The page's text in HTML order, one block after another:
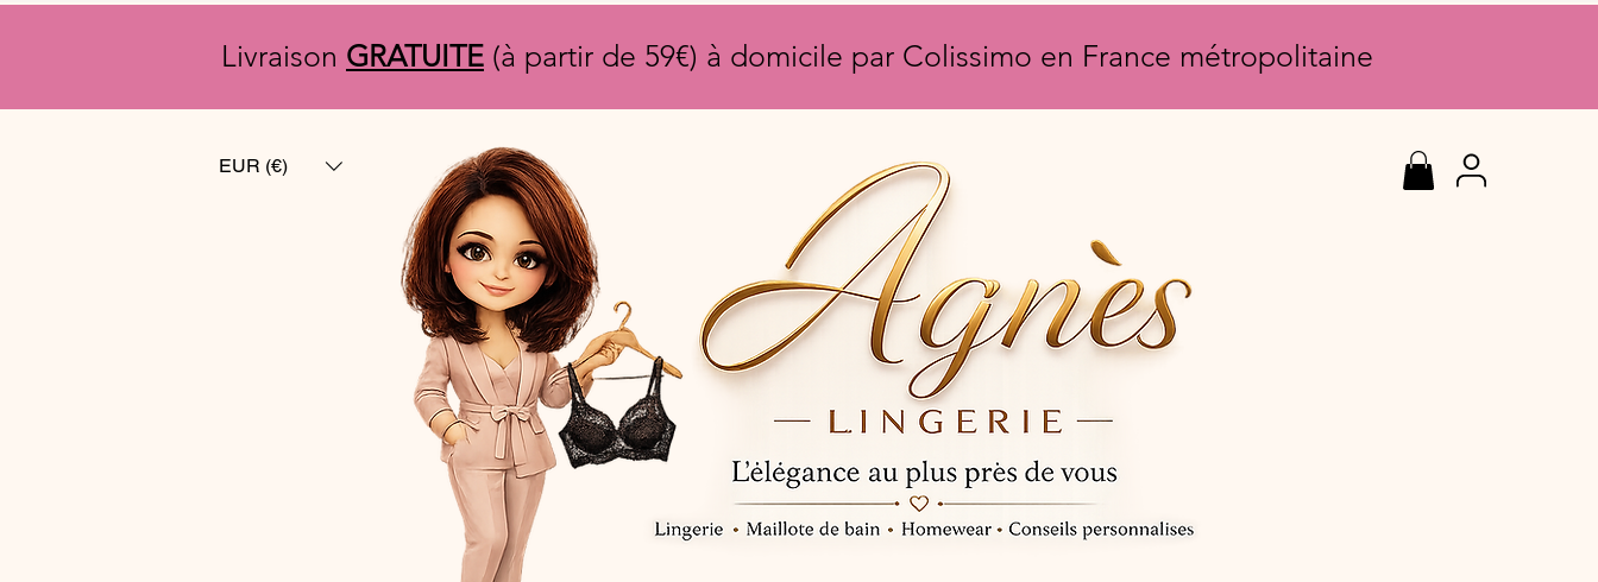
Livraison GRATUITE (à partir de 59€) à domicile par Colissimo en France métropolitaine
EUR (€)